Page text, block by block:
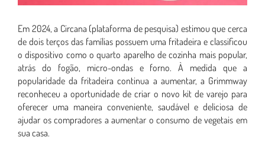
Em 2024, a Circana (plataforma de pesquisa) estimou que cerca
de dois terços das famílias possuem uma fritadeira e classificou
o dispositivo como o quarto aparelho de cozinha mais popular,
atrás do fogão, micro-ondas e forno. À medida que a
popularidade da fritadeira continua a aumentar, a Grimmway
reconheceu a oportunidade de criar o novo kit de varejo para
oferecer uma maneira conveniente, saudável e deliciosa de
ajudar os compradores a aumentar o consumo de vegetais em
sua casa.